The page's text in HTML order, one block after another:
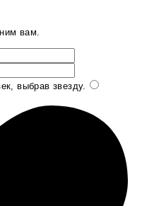
вам.
выбрав звезду.